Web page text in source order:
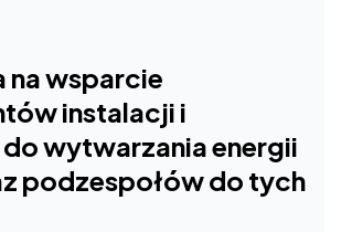
na wsparcie
instalacji i
wytwarzania energii
podzespołów do tych